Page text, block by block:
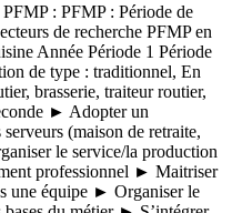
: PFMP : Période de
de recherche PFMP en
Année Période 1 Période
de type : traditionnel, En
brasserie, traiteur routier,
► Adopter un
(maison de retraite,
le service/la production
professionnel ► Maitriser
une équipe ► Organiser le